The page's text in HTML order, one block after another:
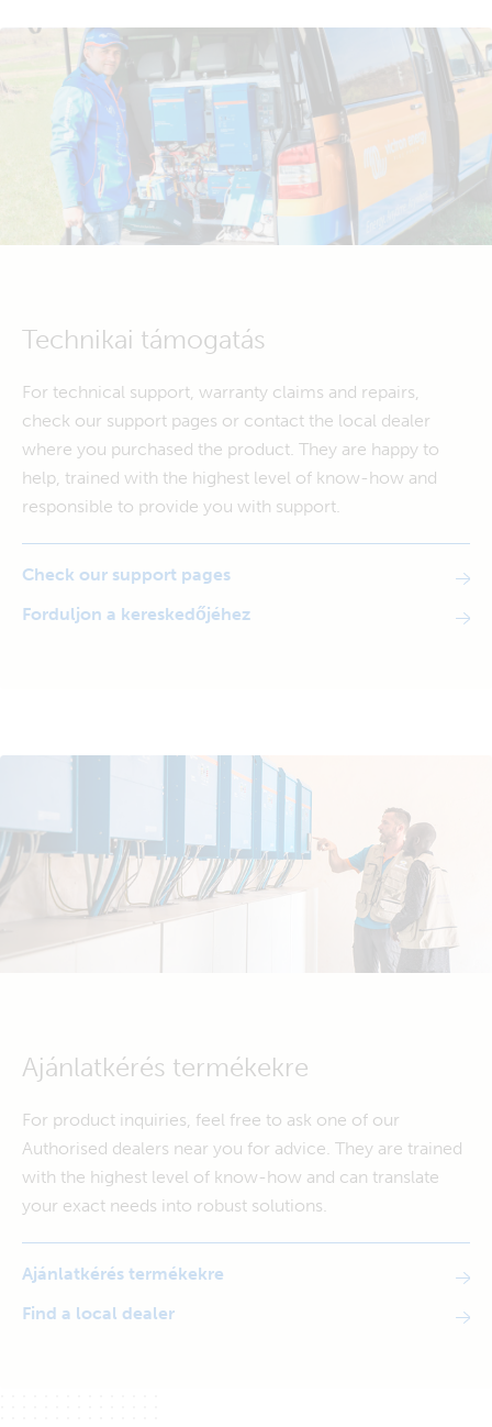
Technikai támogatás
For technical support, warranty claims and repairs,
check our support pages or contact the local dealer
where you purchased the product. They are happy to
help, trained with the highest level of know-how and
responsible to provide you with support.
Check our support pages
Forduljon a kereskedőjéhez
Ajánlatkérés termékekre
For product inquiries, feel free to ask one of our
Authorised dealers near you for advice. They are trained
with the highest level of know-how and can translate
your exact needs into robust solutions.
Ajánlatkérés termékekre
Find a local dealer